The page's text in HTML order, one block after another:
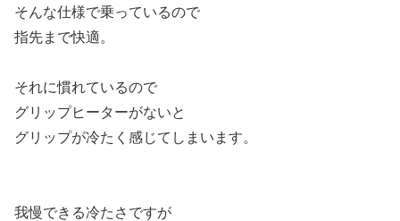
そんな仕様で乗っているので
指先まで快適。
それに慣れているので
グリップヒーターがないと
グリップが冷たく感じてしまいます。
我慢できる冷たさですが